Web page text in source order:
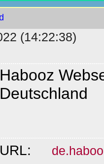
(14:22:38)
Habooz
Deutschland
URL: